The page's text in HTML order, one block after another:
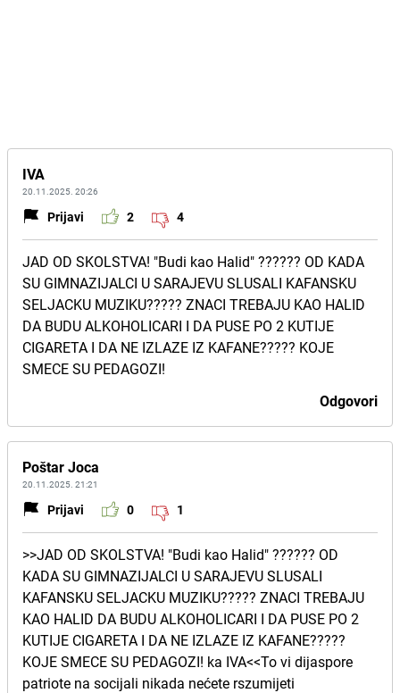
IVA
20.11.2025. 20:26
Prijavi 2 4
JAD OD SKOLSTVA! "Budi kao Halid" ?????? OD KADA
SU GIMNAZIJALCI U SARAJEVU SLUSALI KAFANSKU
SELJACKU MUZIKU????? ZNACI TREBAJU KAO HALID
DA BUDU ALKOHOLICARI I DA PUSE PO 2 KUTIJE
CIGARETA I DA NE IZLAZE IZ KAFANE????? KOJE
SMECE SU PEDAGOZI!
Odgovori
Poštar Joca
20.11.2025. 21:21
Prijavi 0 1
>>JAD OD SKOLSTVA! "Budi kao Halid" ?????? OD
KADA SU GIMNAZIJALCI U SARAJEVU SLUSALI
KAFANSKU SELJACKU MUZIKU????? ZNACI TREBAJU
KAO HALID DA BUDU ALKOHOLICARI I DA PUSE PO 2
KUTIJE CIGARETA I DA NE IZLAZE IZ KAFANE?????
KOJE SMECE SU PEDAGOZI! ka IVA<<To vi dijaspore
patriote na socijali nikada nećete rszumijeti